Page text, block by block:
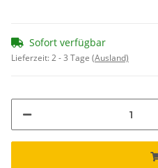
Sofort verfügbar
Lieferzeit:2 - 3 Tage (Ausland)